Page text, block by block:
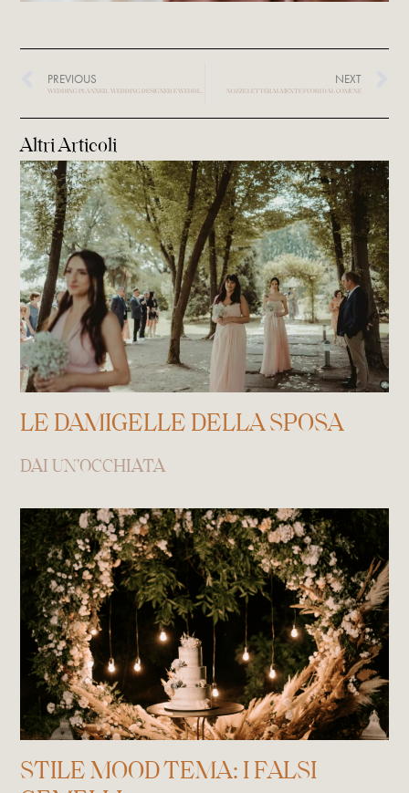
PREVIOUS
WEDDING PLANNER, WEDDING DESIGNER E WEDDING COORDINATOR
NEXT
NOZZE LETTERALMENTE FUORI DAL COMUNE
Altri Articoli
LE DAMIGELLE DELLA SPOSA
DAI UN'OCCHIATA
STILE MOOD TEMA: I FALSI